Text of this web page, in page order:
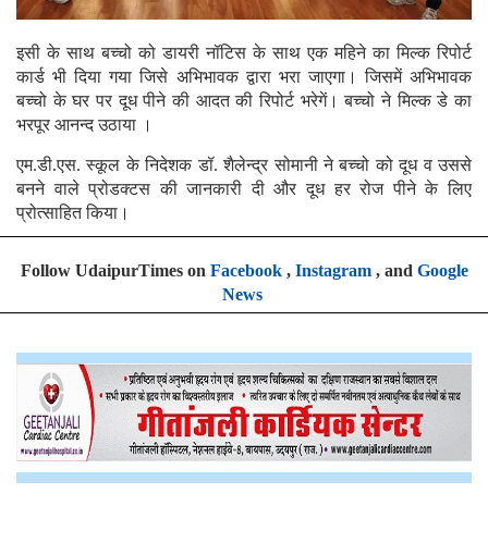
इसी के साथ बच्चो को डायरी नॉटिस के साथ एक महिने का मिल्क रिपोर्ट
कार्ड भी दिया गया जिसे अभिभावक द्वारा भरा जाएगा। जिसमें अभिभावक
बच्चो के घर पर दूध पीने की आदत की रिपोर्ट भरेगें। बच्चो ने मिल्क डे का
भरपूर आनन्द उठाया ।
एम.डी.एस. स्कूल के निदेशक डॉ. शैलेन्द्र सोमानी ने बच्चो को दूध व उससे
बनने वाले प्रोडक्टस की जानकारी दी और दूध हर रोज पीने के लिए
प्रोत्साहित किया।
Follow UdaipurTimes on Facebook, Instagram, and Google
News